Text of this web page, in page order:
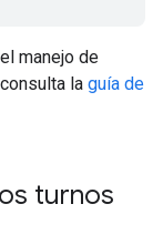
manejo de
la guía de
turnos